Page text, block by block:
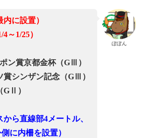
ぽぽん
に設置）
～1/25）
ン賞京都金杯（GⅢ）
賞シンザン記念（GⅢ）
GⅡ）
ら直線部4メートル、
に内柵を設置）